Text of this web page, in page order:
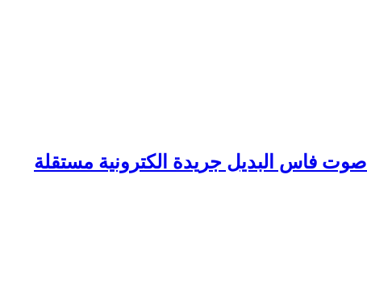
صوت فاس البديل جريدة الكترونية مستقلة